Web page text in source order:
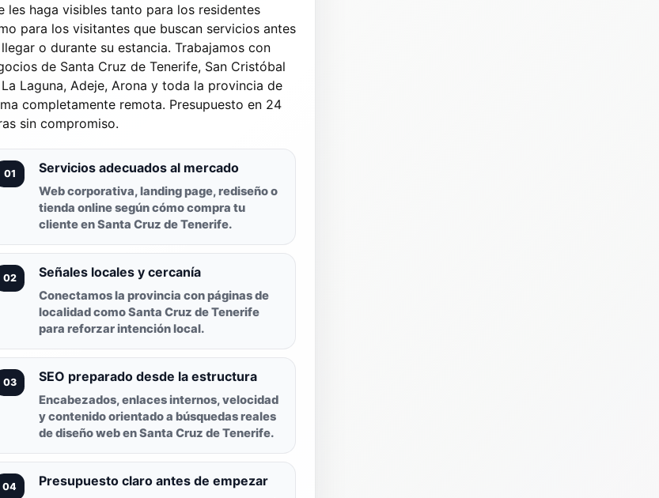
les haga visibles tanto para los residentes
para los visitantes que buscan servicios antes
o durante su estancia. Trabajamos con
de Santa Cruz de Tenerife, San Cristóbal
Laguna, Adeje, Arona y toda la provincia de
completamente remota. Presupuesto en 24
sin compromiso.
01 Servicios adecuados al mercado
Web corporativa, landing page, rediseño o
tienda online según cómo compra tu
cliente en Santa Cruz de Tenerife.
02 Señales locales y cercanía
Conectamos la provincia con páginas de
localidad como Santa Cruz de Tenerife
para reforzar intención local.
03 SEO preparado desde la estructura
Encabezados, enlaces internos, velocidad
y contenido orientado a búsquedas reales
de diseño web en Santa Cruz de Tenerife.
04 Presupuesto claro antes de empezar